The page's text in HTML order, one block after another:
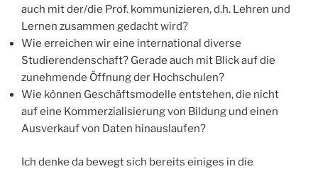
auch mit der/die Prof. kommunizieren, d.h. Lehren und
Lernen zusammen gedacht wird?
Wie erreichen wir eine international diverse
Studierendenschaft? Gerade auch mit Blick auf die
zunehmende Öffnung der Hochschulen?
Wie können Geschäftsmodelle entstehen, die nicht
auf eine Kommerzialisierung von Bildung und einen
Ausverkauf von Daten hinauslaufen?
Ich denke da bewegt sich bereits einiges in die